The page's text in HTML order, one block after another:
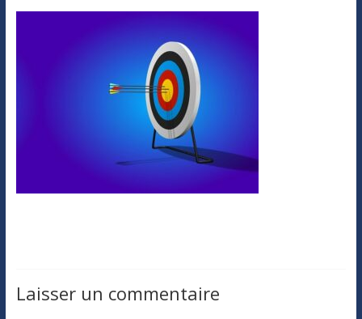
Laisser un commentaire